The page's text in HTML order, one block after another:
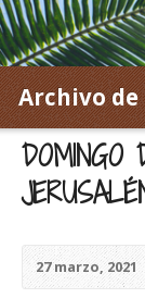
Archivo
27 marzo, 2021